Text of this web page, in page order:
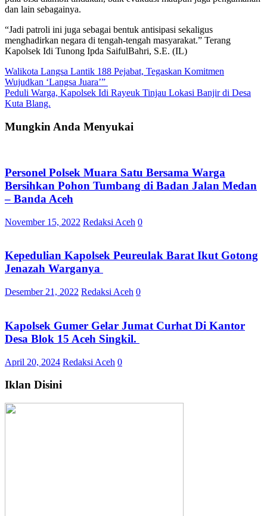
dan lain sebagainya.
“Jadi patroli ini juga sebagai bentuk antisipasi sekaligus
menghadirkan negara di tengah-tengah masyarakat.” Terang
Kapolsek Idi Tunong Ipda SaifulBahri, S.E. (IL)
Navigasi
pos
Walikota Langsa Lantik 188 Pejabat, Tegaskan Komitmen
Wujudkan ‘Langsa Juara’”
Peduli Warga, Kapolsek Idi Rayeuk Tinjau Lokasi Banjir di Desa
Kuta Blang.
Mungkin Anda Menyukai
Personel Polsek Muara Satu Bersama Warga
Bersihkan Pohon Tumbang di Badan Jalan Medan
– Banda Aceh
November 15, 2022 Redaksi Aceh 0
Kepedulian Kapolsek Peureulak Barat Ikut Gotong
Jenazah Warganya
Desember 21, 2022 Redaksi Aceh 0
Kapolsek Gumer Gelar Jumat Curhat Di Kantor
Desa Blok 15 Aceh Singkil.
April 20, 2024 Redaksi Aceh 0
Iklan Disini